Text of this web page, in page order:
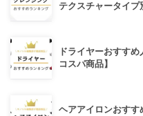
テクスチャータイプ
ドライヤーおすす
コスパ商品】
ヘアアイロンおす